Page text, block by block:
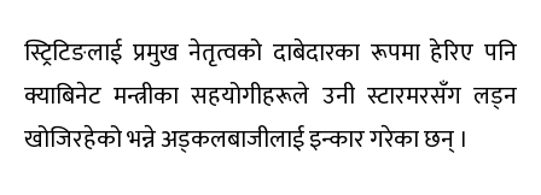
स्ट्रिटिङलाई प्रमुख नेतृत्वको दाबेदारका रूपमा हेरिए पनि
क्याबिनेट मन्त्रीका सहयोगीहरूले उनी स्टारमरसँग लड्न
खोजिरहेको भन्ने अड्कलबाजीलाई इन्कार गरेका छन् ।